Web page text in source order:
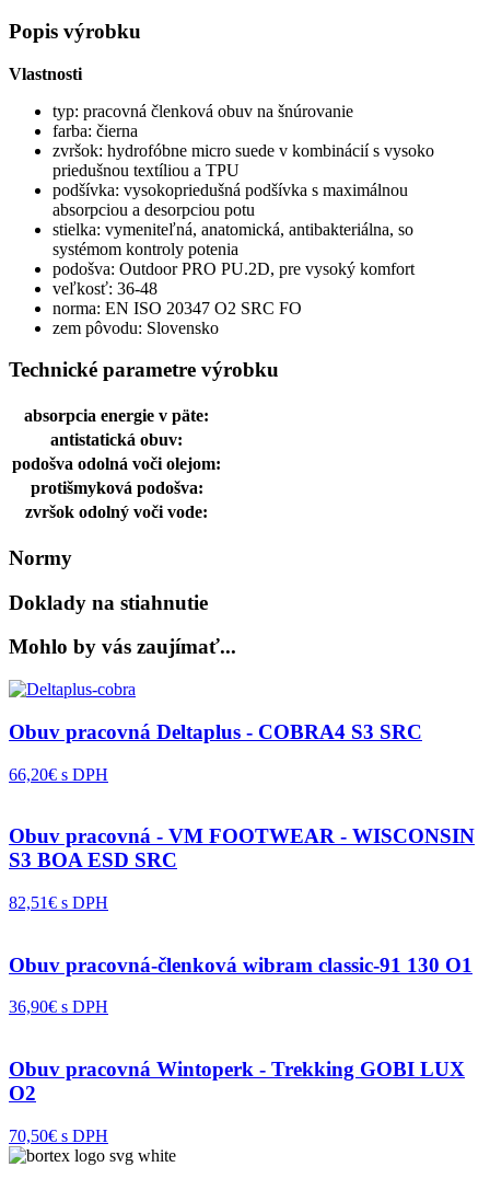
Popis výrobku
Vlastnosti
typ: pracovná členková obuv na šnúrovanie
farba: čierna
zvršok: hydrofóbne micro suede v kombinácií s vysoko
priedušnou textíliou a TPU
podšívka: vysokopriedušná podšívka s maximálnou
absorpciou a desorpciou potu
stielka: vymeniteľná, anatomická, antibakteriálna, so
systémom kontroly potenia
podošva: Outdoor PRO PU.2D, pre vysoký komfort
veľkosť: 36-48
norma: EN ISO 20347 O2 SRC FO
zem pôvodu: Slovensko
Technické parametre výrobku
absorpcia energie v päte:
antistatická obuv:
podošva odolná voči olejom:
protišmyková podošva:
zvršok odolný voči vode:
Normy
Doklady na stiahnutie
Mohlo by vás zaujímať...
Obuv pracovná Deltaplus - COBRA4 S3 SRC
66,20€ s DPH
Obuv pracovná - VM FOOTWEAR - WISCONSIN
S3 BOA ESD SRC
82,51€ s DPH
Obuv pracovná-členková wibram classic-91 130 O1
36,90€ s DPH
Obuv pracovná Wintoperk - Trekking GOBI LUX
O2
70,50€ s DPH